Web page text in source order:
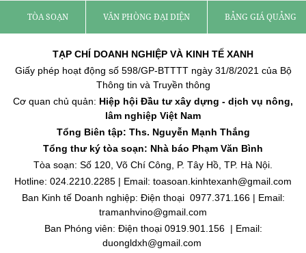
TÒA SOẠN VĂN PHÒNG ĐẠI DIỆN BẢNG GIÁ QUẢNG
TẠP CHÍ DOANH NGHIỆP VÀ KINH TẾ XANH
Giấy phép hoạt động số 598/GP-BTTTT ngày 31/8/2021 của Bộ
Thông tin và Truyền thông
Cơ quan chủ quản: Hiệp hội Đầu tư xây dựng - dịch vụ nông,
lâm nghiệp Việt Nam
Tổng Biên tập: Ths. Nguyễn Mạnh Thắng
Tổng thư ký tòa soạn: Nhà báo Phạm Văn Bình
Tòa soạn: Số 120, Võ Chí Công, P. Tây Hồ, TP. Hà Nội.
Hotline: 024.2210.2285 | Email: toasoan.kinhtexanh@gmail.com
Ban Kinh tế Doanh nghiệp: Điện thoại 0977.371.166 | Email:
tramanhvino@gmail.com
Ban Phóng viên: Điện thoại 0919.901.156 | Email:
duongldxh@gmail.com